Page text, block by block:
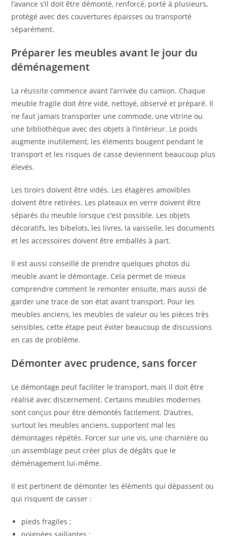
l’avance s’il doit être démonté, renforcé, porté à plusieurs,
protégé avec des couvertures épaisses ou transporté
séparément.
Préparer les meubles avant le jour du
déménagement
La réussite commence avant l’arrivée du camion. Chaque
meuble fragile doit être vidé, nettoyé, observé et préparé. Il
ne faut jamais transporter une commode, une vitrine ou
une bibliothèque avec des objets à l’intérieur. Le poids
augmente inutilement, les éléments bougent pendant le
transport et les risques de casse deviennent beaucoup plus
élevés.
Les tiroirs doivent être vidés. Les étagères amovibles
doivent être retirées. Les plateaux en verre doivent être
séparés du meuble lorsque c’est possible. Les objets
décoratifs, les bibelots, les livres, la vaisselle, les documents
et les accessoires doivent être emballés à part.
Il est aussi conseillé de prendre quelques photos du
meuble avant le démontage. Cela permet de mieux
comprendre comment le remonter ensuite, mais aussi de
garder une trace de son état avant transport. Pour les
meubles anciens, les meubles de valeur ou les pièces très
sensibles, cette étape peut éviter beaucoup de discussions
en cas de problème.
Démonter avec prudence, sans forcer
Le démontage peut faciliter le transport, mais il doit être
réalisé avec discernement. Certains meubles modernes
sont conçus pour être démontés facilement. D’autres,
surtout les meubles anciens, supportent mal les
démontages répétés. Forcer sur une vis, une charnière ou
un assemblage peut créer plus de dégâts que le
déménagement lui-même.
Il est pertinent de démonter les éléments qui dépassent ou
qui risquent de casser :
pieds fragiles ;